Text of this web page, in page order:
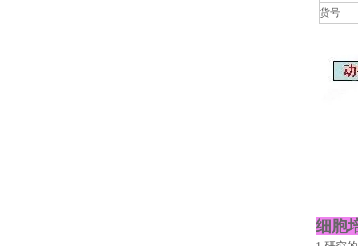
货号
细胞